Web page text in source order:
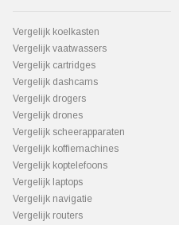
Vergelijk koelkasten
Vergelijk vaatwassers
Vergelijk cartridges
Vergelijk dashcams
Vergelijk drogers
Vergelijk drones
Vergelijk scheerapparaten
Vergelijk koffiemachines
Vergelijk koptelefoons
Vergelijk laptops
Vergelijk navigatie
Vergelijk routers